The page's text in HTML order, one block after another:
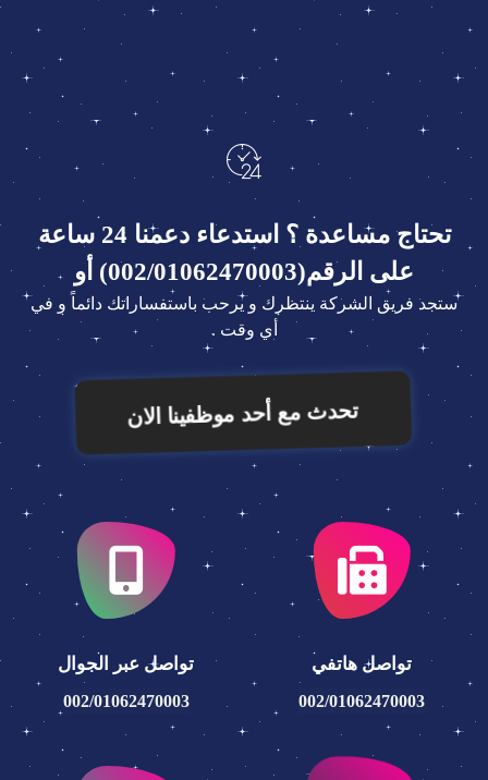
تحتاج مساعدة ؟ استدعاء دعمنا 24 ساعة
على الرقم(002/01062470003) أو
ستجد فريق الشركة ينتظرك و يرحب باستفساراتك دائماً و في
أي وقت .
تحدث مع أحد موظفينا الان
تواصل هاتفي
002/01062470003
تواصل عبر الجوال
002/01062470003